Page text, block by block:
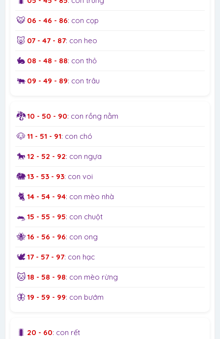
🐯 06 - 46 - 86: con cọp
🐷 07 - 47 - 87: con heo
🐇 08 - 48 - 88: con thỏ
🐃 09 - 49 - 89: con trâu
🐉10 - 50 - 90: con rồng nằm
🐶 11 - 51 - 91: con chó
🐎 12 - 52 - 92: con ngựa
🐘13 - 53 - 93: con voi
🐈 14 - 54 - 94: con mèo nhà
🐀 15 - 55 - 95: con chuột
🐝16 - 56 - 96: con ong
🕊️17 - 57 - 97: con hạc
🐱18 - 58 - 98: con mèo rừng
🦋 19 - 59 - 99: con bướm
🐛 20 - 60: con rết